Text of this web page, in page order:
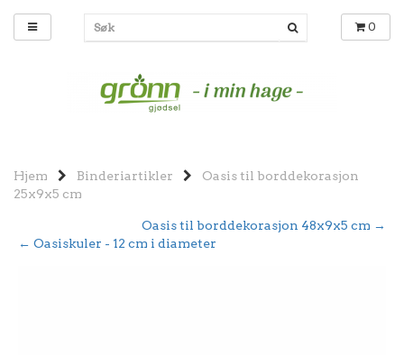
0
Hjem Binderiartikler
Oasis til borddekorasjon
25x9x5 cm
Oasis til borddekorasjon 48x9x5 cm →
← Oasiskuler - 12 cm i diameter